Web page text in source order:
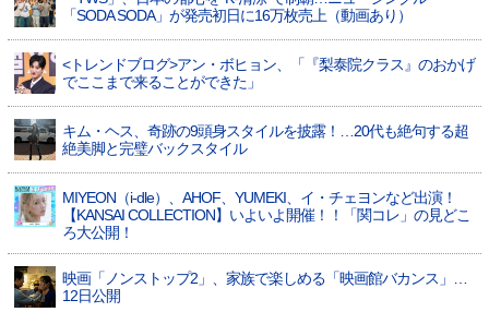
「SODA SODA」が発売初日に16万枚売上（動画あり）
<トレンドブログ>アン・ボヒョン、「『梨泰院クラス』のおかげ
でここまで来ることができた」
キム・ヘス、奇跡の9頭身スタイルを披露！…20代も絶句する超
絶美脚と完璧バックスタイル
MIYEON（i-dle）、​AHOF​、YUMEKI、イ・チェヨンなど出演！
【KANSAI COLLECTION】いよいよ開催！！「関コレ」の見どこ
ろ大公開！
映画「ノンストップ2」、家族で楽しめる「映画館バカンス」…
12日公開